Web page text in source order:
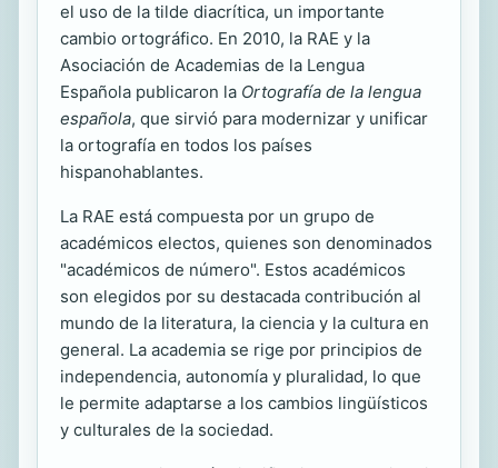
el uso de la tilde diacrítica, un importante
cambio ortográfico. En 2010, la RAE y la
Asociación de Academias de la Lengua
Española publicaron la Ortografía de la lengua
española, que sirvió para modernizar y unificar
la ortografía en todos los países
hispanohablantes.
La RAE está compuesta por un grupo de
académicos electos, quienes son denominados
"académicos de número". Estos académicos
son elegidos por su destacada contribución al
mundo de la literatura, la ciencia y la cultura en
general. La academia se rige por principios de
independencia, autonomía y pluralidad, lo que
le permite adaptarse a los cambios lingüísticos
y culturales de la sociedad.